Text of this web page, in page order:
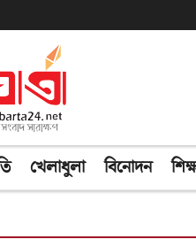
খেলাধুলা বিনোদন